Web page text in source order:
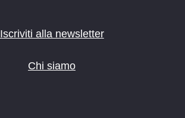
Iscriviti alla newsletter
Chi siamo